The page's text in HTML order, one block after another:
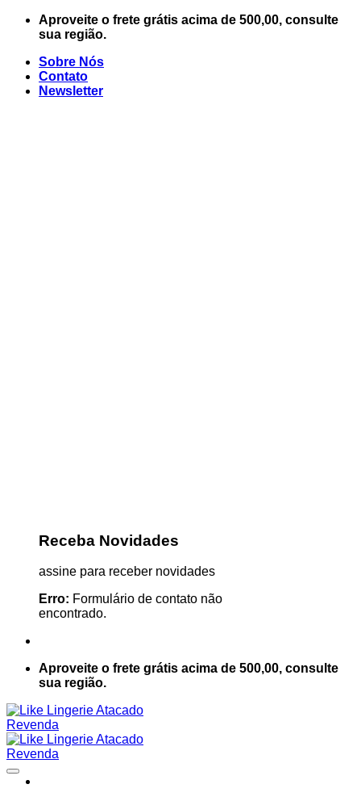
Skip
Aproveite o frete grátis acima de 500,00, consulte
sua região.
Sobre Nós
Contato
Newsletter
Receba Novidades
assine para receber novidades
Erro: Formulário de contato não
encontrado.
Aproveite o frete grátis acima de 500,00, consulte
sua região.